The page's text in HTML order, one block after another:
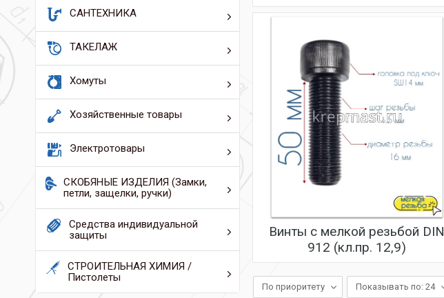
САНТЕХНИКА
ТАКЕЛАЖ
Хомуты
Хозяйственные товары
Электротовары
СКОБЯНЫЕ ИЗДЕЛИЯ (Замки,
петли, защелки, ручки)
Средства индивидуальной
защиты
СТРОИТЕЛЬНАЯ ХИМИЯ /
Пистолеты
Винты с мелкой резьбой DIN
912 (кл.пр. 12,9)
По приоритету Показывать по: 24